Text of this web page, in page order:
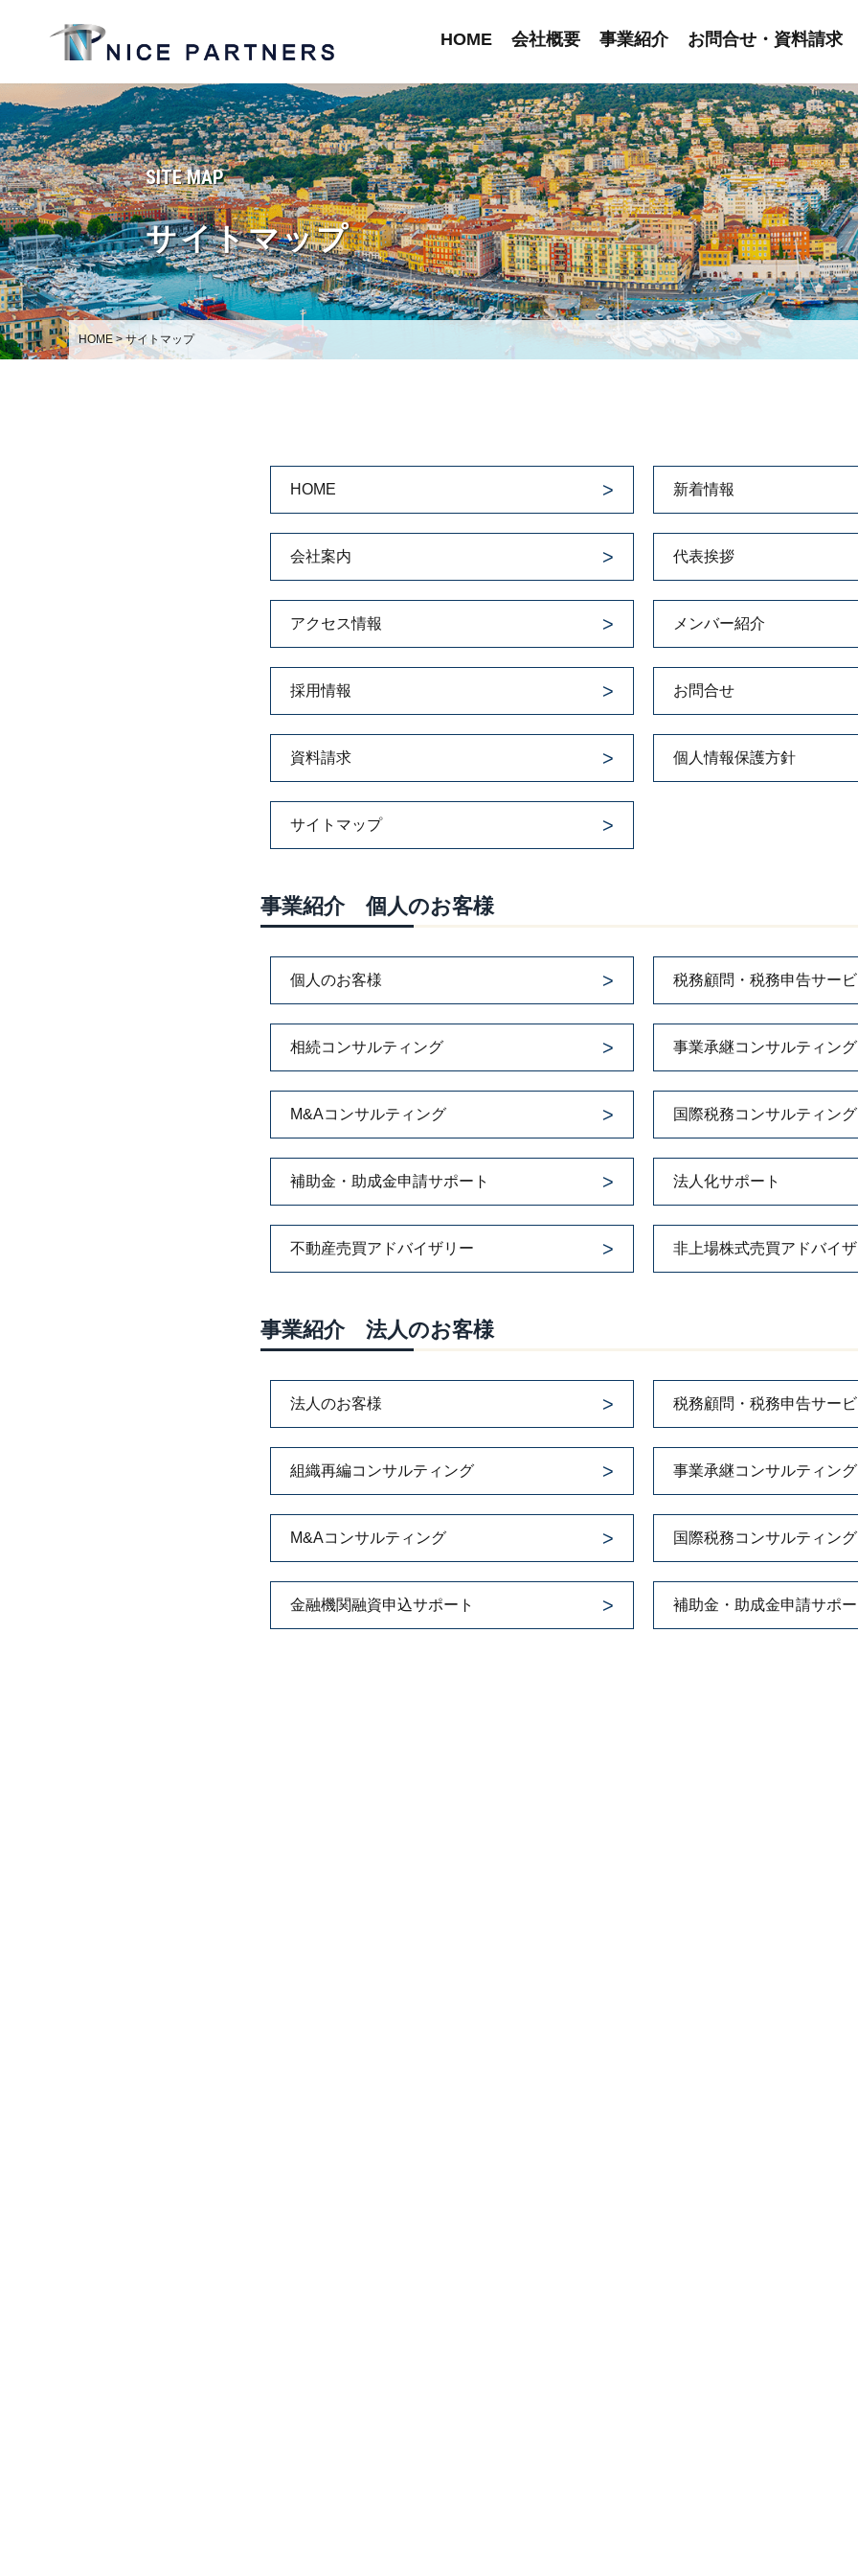
HOME 会社概要 事業紹介 お問合せ・資料請求
SITE MAP
サイトマップ
HOME>サイトマップ
HOME 新着情報
会社案内 代表挨拶
アクセス情報 メンバー紹介
採用情報 お問合せ
資料請求 個人情報保護方針
サイトマップ
事業紹介 個人のお客様
個人のお客様 税務顧問・税務申告サー
相続コンサルティング 事業承継コンサルティング
M&Aコンサルティング 国際税務コンサルティング
補助金・助成金申請サポート 法人化サポート
不動産売買アドバイザリー 非上場株式売買アドバイ
事業紹介 法人のお客様
法人のお客様 税務顧問・税務申告サー
組織再編コンサルティング 事業承継コンサルティング
M&Aコンサルティング 国際税務コンサルティング
金融機関融資申込サポート 補助金・助成金申請サポ